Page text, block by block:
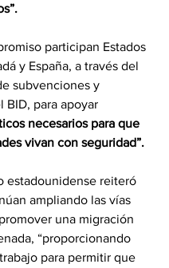
participan Estados
y España, a través del
subvenciones y
BID, para apoyar
necesarios para que
vivan con seguridad”.
estadounidense reiteró
ampliando las vías
una migración
“proporcionando
para permitir que